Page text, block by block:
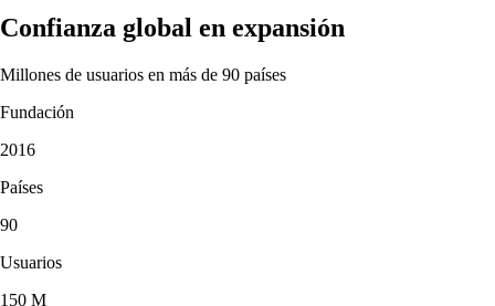
Confianza global en expansión
Millones de usuarios en más de 90 países
Fundación
2016
Países
90
Usuarios
150 M